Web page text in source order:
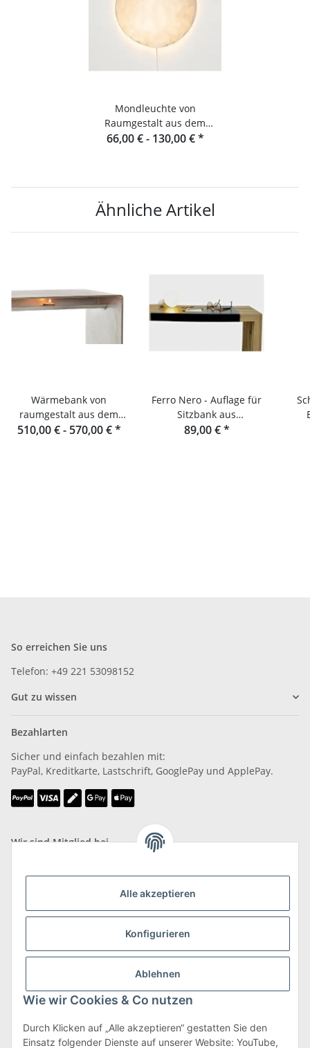
Alle akzeptieren
Konfigurieren
Ablehnen
Wie wir Cookies & Co nutzen
Durch Klicken auf „Alle akzeptieren“ gestatten Sie den
Einsatz folgender Dienste auf unserer Website: YouTube,
Mondleuchte von
Raumgestalt aus dem
Schwarzwald
66,00 € - 130,00 €*
Ähnliche Artikel
Wärmebank von
raumgestalt aus dem
Schwarzwald
510,00 € - 570,00 €*
Ferro Nero - Auflage für
Sitzbank aus
Eichenlamellen und
89,00 €*
So erreichen Sie uns
Telefon: +49 221 53098152
Gut zu wissen
Bezahlarten
Sicher und einfach bezahlen mit:
PayPal, Kreditkarte, Lastschrift, GooglePay und ApplePay.
Wir sind Mitglied bei
mehr zu Versand & Retoure